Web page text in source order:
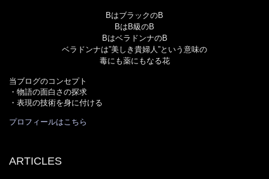
BはブラックのB
BはB級のB
BはベラドンナのB
ベラドンナは”美しき貴婦人”という意味の
毒にも薬にもなる花
当ブログのコンセプト
・物語の面白さの探求
・表現の技術を身に付ける
プロフィールはこちら
ARTICLES